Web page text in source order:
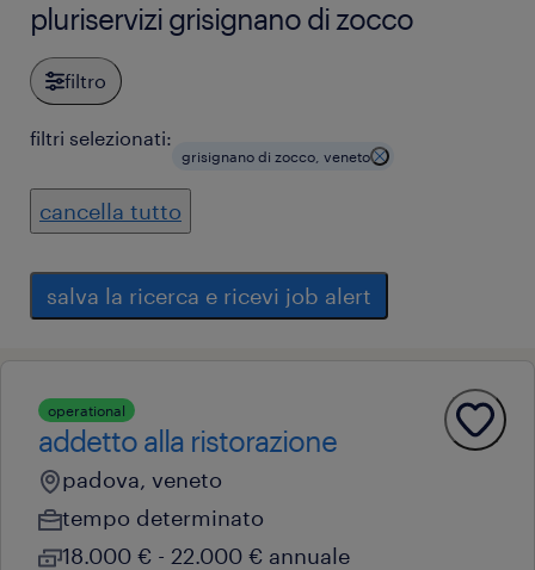
pluriservizi grisignano di zocco
filtro
filtri selezionati:
grisignano di zocco, veneto
cancella tutto
salva la ricerca e ricevi job alert
operational
addetto alla ristorazione
padova, veneto
tempo determinato
18.000 € - 22.000 € annuale